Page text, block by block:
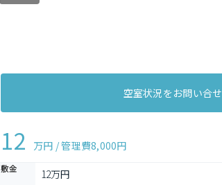
空室状況をお問い合せ
12 万円 / 管理費8,000円
敷金 12万円